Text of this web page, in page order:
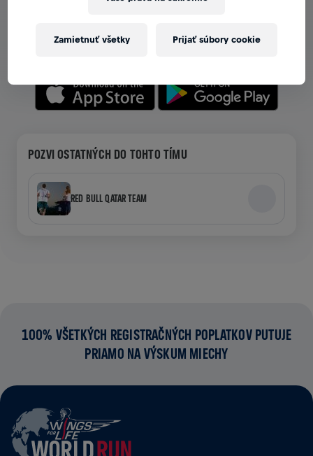
oslavuj spoločne.
POZVI OSTATNÝCH DO TOHTO TÍMU
RED BULL QATAR TEAM
100% VŠETKÝCH REGISTRAČNÝCH POPLATKOV PUTUJE
PRIAMO NA VÝSKUM MIECHY
Zamietnuť všetky Prijať súbory cookie